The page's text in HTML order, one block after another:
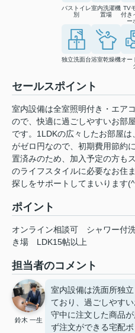
バストイレ
別
室内洗濯機
置場
TV
付き
ー
独立洗面台浴室乾燥機オー
セールスポイント
室内設備は全室照明付き・エア
ので、快適に過ごしやすいお部
です。1LDKの広々したお部屋
がゼロ円なので、初期費用節約
置済みのため、加入予定の方も
のライフスタイルに必要なお住
探しをサポートしてまいります
ポイント
オンライン相談可 シャワー付
き場
LDK15帖以上
担当者のコメント
鈴木 一生
室内設備は洗面所独
ており、過ごしやす
守中に注文した商品
ず注文ができる宅配